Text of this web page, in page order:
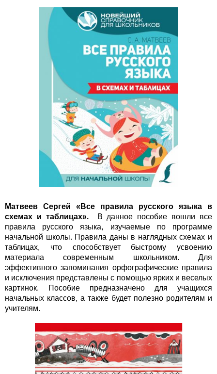
Матвеев Сергей « Все правила русского языка в
схемах и таблицах».В данное пособие вошли все
правила русского языка, изучаемые по программе
начальной школы. Правила даны в наглядных схемах и
таблицах, что способствует быстрому усвоению
материала современным школьником. Для
эффективного запоминания орфографические правила
и исключения представлены с помощью ярких и веселых
картинок. Пособие предназначено для учащихся
начальных классов, а также будет полезно родителям и
учителям.